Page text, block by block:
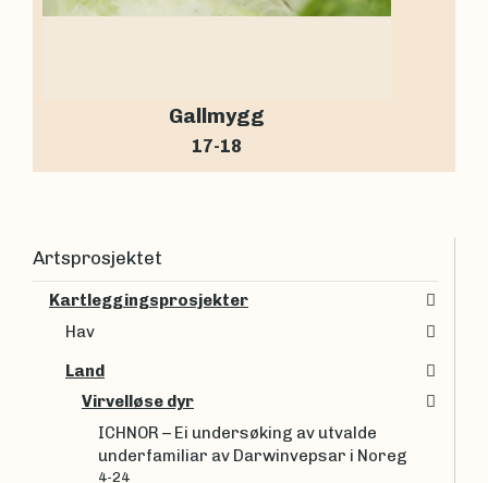
Gallmygg
17-18
Artsprosjektet
Kartleggingsprosjekter
Hav
Land
Virvelløse dyr
ICHNOR – Ei undersøking av utvalde
underfamiliar av Darwinvepsar i Noreg
4-24